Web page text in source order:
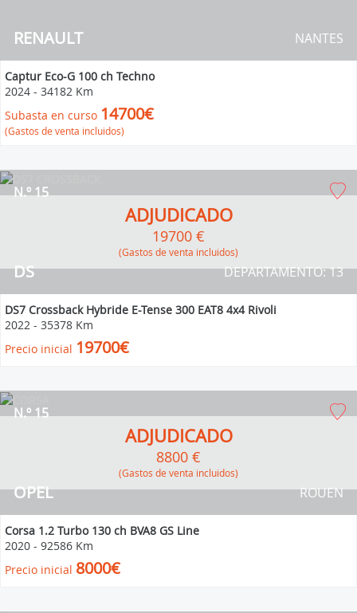
RENAULT NANTES
Captur Eco-G 100 ch Techno
2024 - 34182 Km
Subasta en curso 14700€
(Gastos de venta incluidos)
DS
N.º 15
DEPARTAMENTO: 13
ADJUDICADO
19700 €
(Gastos de venta incluidos)
DS7 Crossback Hybride E-Tense 300 EAT8 4x4 Rivoli
2022 - 35378 Km
Precio inicial 19700€
OPEL
N.º 15
ROUEN
ADJUDICADO
8800 €
(Gastos de venta incluidos)
Corsa 1.2 Turbo 130 ch BVA8 GS Line
2020 - 92586 Km
Precio inicial 8000€